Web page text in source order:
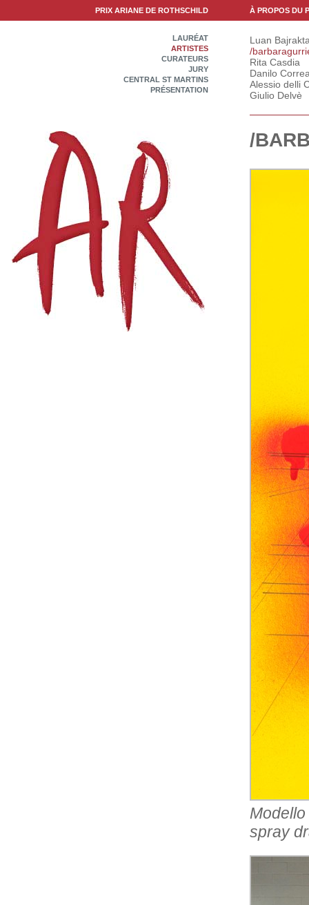
PRIX ARIANE DE ROTHSCHILD À PROPOS DU
LAURÉAT
ARTISTES
CURATEURS
JURY
CENTRAL ST MARTINS
PRÉSENTATION
Luan
/
Rita Casdia
Danilo
Alessio delli
Giulio Delvè
/
spray